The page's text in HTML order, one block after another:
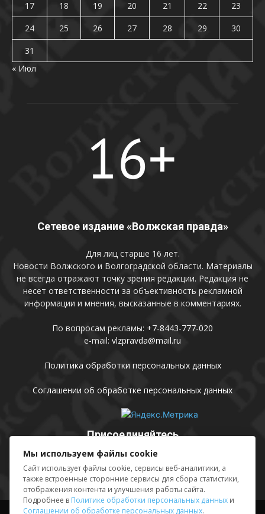
17
18 19 20 21 22
23
24
25 26 27 28 29
30
31
« Июл
Сетевое издание «Волжская правда»
Для лиц старше 16 лет.
Новости Волжского и Волгоградской области. Материалы
не всегда отражают точку зрения редакции. Редакция не
несет ответственности за объективность рекламной
информации и мнения, высказанные в комментариях.
По вопросам рекламы: +7-8443-777-020
e-mail: vlzpravda@mail.ru
Политика обработки персональных данных
Соглашении об обработке персональных данных
Присоединяйтесь
Мы используем файлы cookie
Сайт использует файлы cookie, сервисы веб-аналитики, а
также встроенные сторонние сервисы для сбора статистики,
отображения контента и улучшения работы сайта.
Подробнее в Политике обработки персональных данных и
Соглашении об обработке персональных данных.